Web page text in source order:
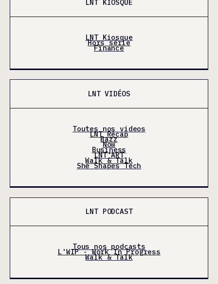
LNT KIOSQUE
LNT Kiosque
Hors série
Finance
LNT VIDÉOS
Toutes nos videos
LNT Récap
Bazz
Now
Business
LNT'ART
Walk & Talk
She Shapes Tech
LNT PODCAST
Tous nos podcasts
L'WIP - Work In Progress
Walk & Talk